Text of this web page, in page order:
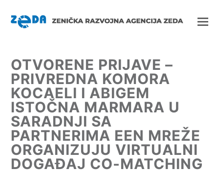
OTVORENE PRIJAVE –
PRIVREDNA KOMORA
KOCAELI I ABIGEM
ISTOČNA MARMARA U
SARADNJI SA
PARTNERIMA EEN MREŽE
ORGANIZUJU VIRTUALNI
DOGAĐAJ CO-MATCHING